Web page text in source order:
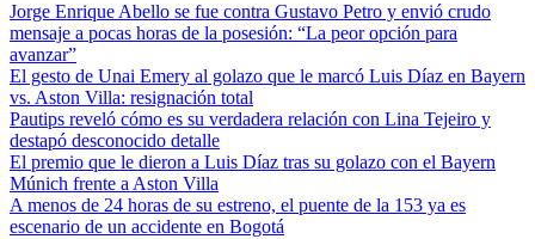
Jorge Enrique Abello se fue contra Gustavo Petro y envió crudo
mensaje a pocas horas de la posesión: “La peor opción para
avanzar”
El gesto de Unai Emery al golazo que le marcó Luis Díaz en Bayern
vs. Aston Villa: resignación total
Pautips reveló cómo es su verdadera relación con Lina Tejeiro y
destapó desconocido detalle
El premio que le dieron a Luis Díaz tras su golazo con el Bayern
Múnich frente a Aston Villa
A menos de 24 horas de su estreno, el puente de la 153 ya es
escenario de un accidente en Bogotá